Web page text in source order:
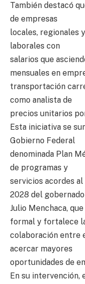
También destacó
de empresas
locales, regionales
laborales con
salarios que
mensuales en
transportación
como analista de
precios unitarios
Esta iniciativa se
Gobierno Federal
denominada Plan
de programas y
servicios acordes
2028 del
Julio Menchaca,
formal y fortalece
colaboración entre
acercar mayores
oportunidades de
En su